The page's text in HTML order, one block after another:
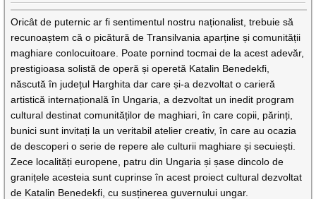
Oricât de puternic ar fi sentimentul nostru naționalist, trebuie să
recunoaștem că o picătură de Transilvania aparține și comunității
maghiare conlocuitoare. Poate pornind tocmai de la acest adevăr,
prestigioasa solistă de operă și operetă Katalin Benedekfi,
născută în județul Harghita dar care și-a dezvoltat o carieră
artistică internațională în Ungaria, a dezvoltat un inedit program
cultural destinat comunităților de maghiari, în care copii, părinți,
bunici sunt invitați la un veritabil atelier creativ, în care au ocazia
de descoperi o serie de repere ale culturii maghiare și secuiești.
Zece localități europene, patru din Ungaria și șase dincolo de
granițele acesteia sunt cuprinse în acest proiect cultural dezvoltat
de Katalin Benedekfi, cu susținerea guvernului ungar.